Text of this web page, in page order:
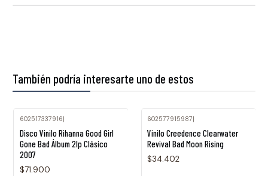
También podría interesarte uno de estos
602517337916|
Disco Vinilo Rihanna Good Girl
Gone Bad Álbum 2lp Clásico
2007
$71.900
602577915987|
Vinilo Creedence Clearwater
Revival Bad Moon Rising
$34.402